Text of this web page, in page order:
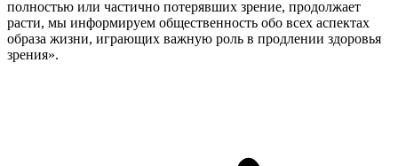
полностью или частично потерявших зрение, продолжает
расти, мы информируем общественность обо всех аспектах
образа жизни, играющих важную роль в продлении здоровья
зрения».